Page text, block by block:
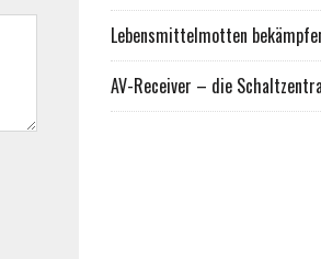
Lebensmittelmotten
AV-Receiver – die